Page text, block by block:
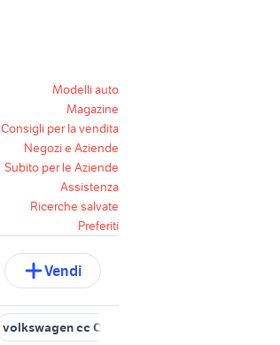
Modelli auto
Magazine
Consigli per la vendita
Negozi e Aziende
Subito per le Aziende
Assistenza
Ricerche salvate
Preferiti
Vendi
volkswagen cc Campania